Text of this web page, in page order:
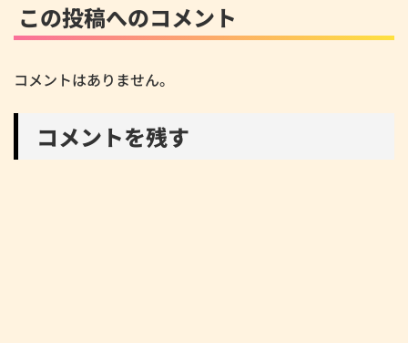
この投稿へのコメント
コメントはありません。
コメントを残す